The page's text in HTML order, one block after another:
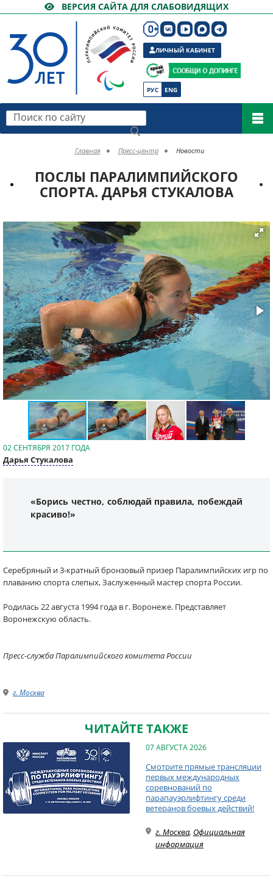
ВЕРСИЯ САЙТА ДЛЯ СЛАБОВИДЯЩИХ
РУС ENG
ЛИЧНЫЙ КАБИНЕТ
Поиск по сайту
Главная Пресс-центр Новости
ПОСЛЫ ПАРАЛИМПИЙСКОГО
СПОРТА. ДАРЬЯ СТУКАЛОВА
02 СЕНТЯБРЯ 2017 ГОДА
Дарья Стукалова
«Борись честно, соблюдай правила, побеждай
красиво!»
Серебряный и 3-кратный бронзовый призер Паралимпийских игр по
плаванию спорта слепых, Заслуженный мастер спорта России.
Родилась 22 августа 1994 года в г. Воронеже. Представляет
Воронежскую область.
Пресс-служба Паралимпийского комитета России
г. Москва
ЧИТАЙТЕ ТАКЖЕ
07 АВГУСТА 2026
Смотрите прямые трансляции
первых международных
соревнований по
парапауэрлифтингу среди
ветеранов боевых действий!
г. Москва, Официальная
информация